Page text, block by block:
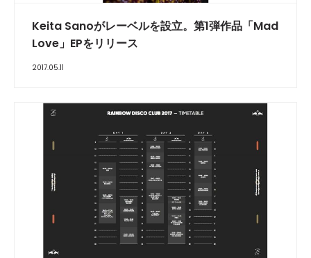
Keita Sanoがレーベルを設立。第1弾作品「Mad
Love」EPをリリース
2017.05.11